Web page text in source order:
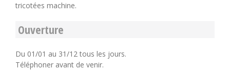
tricotées machine.
Ouverture
Du 01/01 au 31/12 tous les jours.
Téléphoner avant de venir.